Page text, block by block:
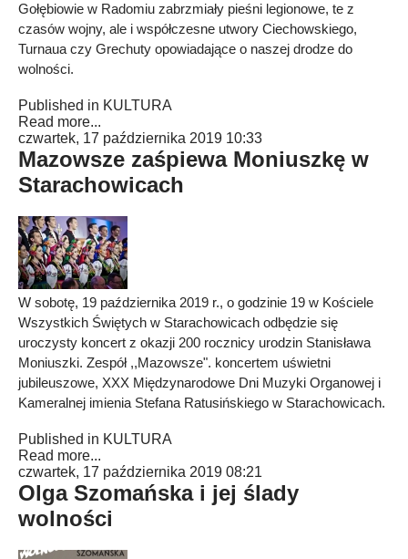
Gołębiowie w Radomiu zabrzmiały pieśni legionowe, te z
czasów wojny, ale i współczesne utwory Ciechowskiego,
Turnaua czy Grechuty opowiadające o naszej drodze do
wolności.
Published in KULTURA
Read more...
czwartek, 17 października 2019 10:33
Mazowsze zaśpiewa Moniuszkę w
Starachowicach
W sobotę, 19 października 2019 r., o godzinie 19 w Kościele
Wszystkich Świętych w Starachowicach odbędzie się
uroczysty koncert z okazji 200 rocznicy urodzin Stanisława
Moniuszki. Zespół ,,Mazowsze". koncertem uświetni
jubileuszowe, XXX Międzynarodowe Dni Muzyki Organowej i
Kameralnej imienia Stefana Ratusińskiego w Starachowicach.
Published in KULTURA
Read more...
czwartek, 17 października 2019 08:21
Olga Szomańska i jej ślady
wolności